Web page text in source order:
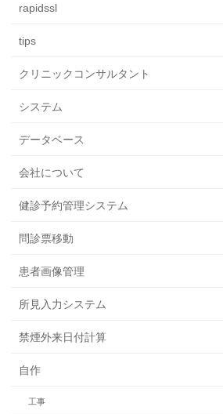
rapidssl
tips
クリニックコンサルタント
システム
データベース
会社について
健診予約管理システム
問診票移動
患者画像管理
所見入力システム
禁煙外来日付計算
自作
工事